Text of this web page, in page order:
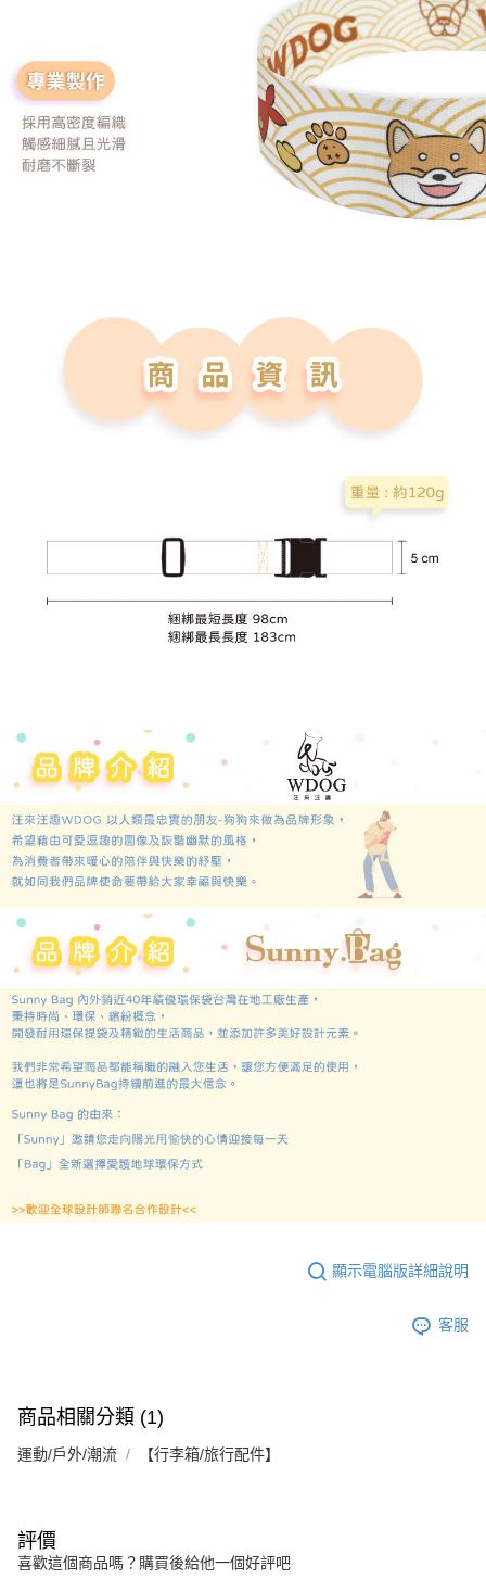
顯示電腦版詳細說明
客服
商品相關分類 (1)
運動/戶外/潮流 【行李箱/旅行配件】
評價
喜歡這個商品嗎？購買後給他一個好評吧